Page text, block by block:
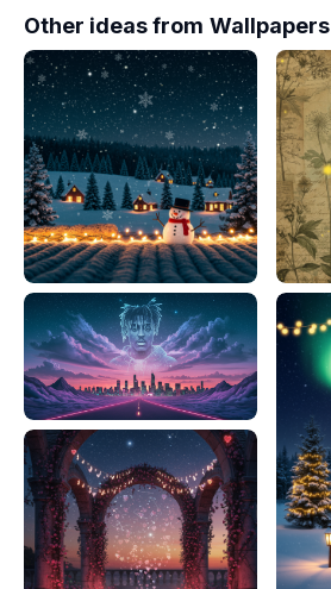
Other ideas from Wallpapers